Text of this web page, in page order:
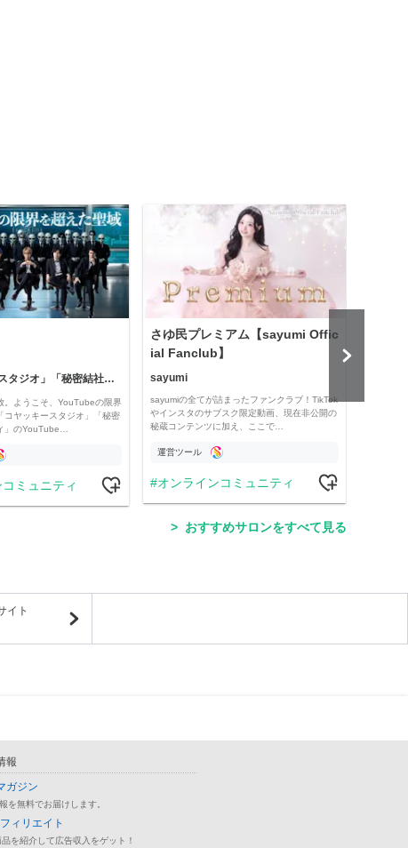
「コヤッキースタジオ」「秘密結社コヤミナティ」
。ようこそ、YouTubeの限界
コヤッキースタジオ」「秘密
」のYouTube…
ミュニティ
さゆ民プレミアム【sayumi Offic
ial Fanclub】
sayumi
sayumiの全てが詰まったファンクラブ！TikTok
やインスタのサブスク限定動画、現在非公開の
秘蔵コンテンツに加え、ここで…
運営ツール
オンラインコミュニティ
おすすめサロンをすべて見る
イト
報
ガジン
を無料でお届けします。
ィリエイト
品を紹介して広告収入をゲット！